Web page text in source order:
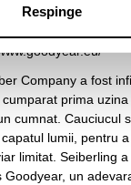
Respinge
Company a fost
prima
cumnat. Cauciucul
lumii, pentru
limitat. Seiberling
un